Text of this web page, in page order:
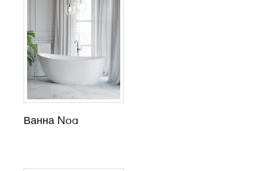
Ванна Noa